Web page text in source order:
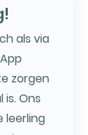
als via
zorgen
Ons
leerling